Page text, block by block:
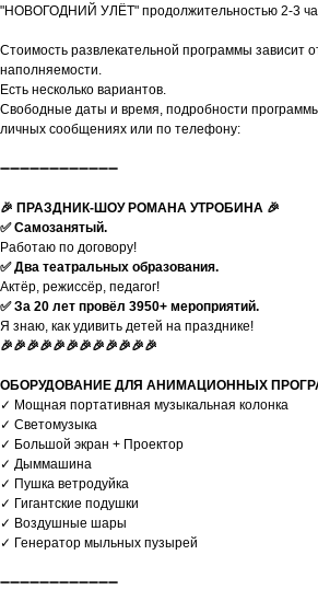
"НОВОГОДНИЙ УЛЁТ" продолжительностью 2-3
Стоимость развлекательной программы зависит
наполняемости.
Есть несколько вариантов.
Свободные даты и время, подробности
личных сообщениях или по телефону:
➖➖➖➖➖➖➖➖➖➖➖➖
🎉 ПРАЗДНИК-ШОУ РОМАНА УТРОБИНА 🎉
✅ Самозанятый.
Работаю по договору!
✅ Два театральных образования.
Актёр, режиссёр, педагог!
✅ За 20 лет провёл 3950+ мероприятий.
Я знаю, как удивить детей на празднике!
🎉🎉🎉🎉🎉🎉🎉🎉🎉🎉🎉🎉
ОБОРУДОВАНИЕ ДЛЯ АНИМАЦИОННЫХ
✓ Мощная портативная музыкальная колонка
✓ Светомузыка
✓ Большой экран + Проектор
✓ Дыммашина
✓ Пушка ветродуйка
✓ Гигантские подушки
✓ Воздушные шары
✓ Генератор мыльных пузырей
➖➖➖➖➖➖➖➖➖➖➖➖